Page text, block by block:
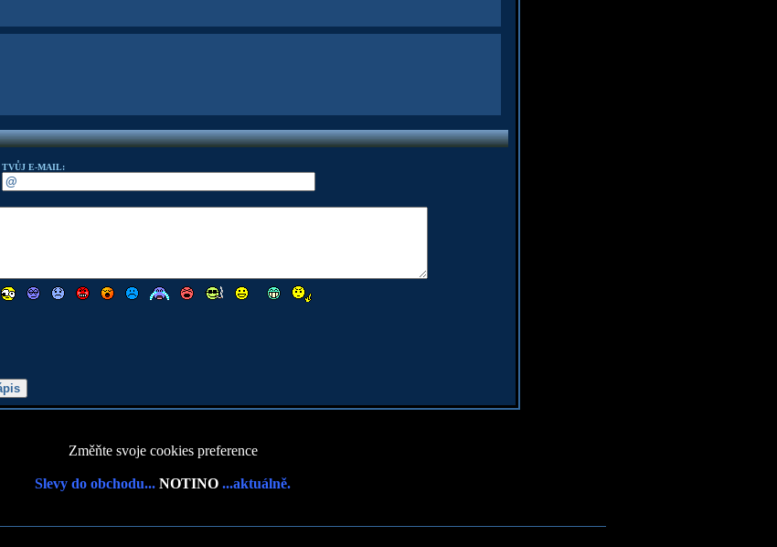
TVŮJ E-MAIL:
Změňte svoje cookies preference
Slevy do obchodu... NOTINO ...aktuálně.